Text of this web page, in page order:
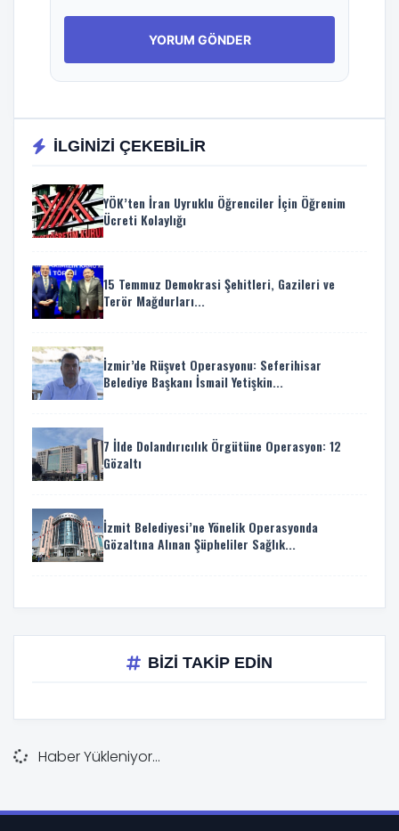
İLGİNİZİ ÇEKEBİLİR
YÖK’ten İran Uyruklu Öğrenciler İçin Öğrenim
Ücreti Kolaylığı
15 Temmuz Demokrasi Şehitleri, Gazileri ve
Terör Mağdurları...
İzmir’de Rüşvet Operasyonu: Seferihisar
Belediye Başkanı İsmail Yetişkin...
7 İlde Dolandırıcılık Örgütüne Operasyon: 12
Gözaltı
İzmit Belediyesi’ne Yönelik Operasyonda
Gözaltına Alınan Şüpheliler Sağlık...
BİZİ TAKİP EDİN
Haber Yükleniyor...